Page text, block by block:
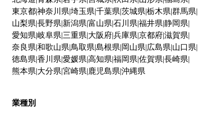
東京都神奈川県 埼玉県 千葉県 茨城県 栃木県 群馬県
山梨県 長野県 新潟県 富山県 石川県 福井県 静岡県
愛知県 岐阜県 三重県 大阪府兵庫県 京都府滋賀県
奈良県 和歌山県 鳥取県 島根県 岡山県 広島県 山口県
徳島県 香川県 愛媛県 高知県 福岡県 佐賀県 長崎県
熊本県 大分県 宮崎県 鹿児島県 沖縄県
業種別